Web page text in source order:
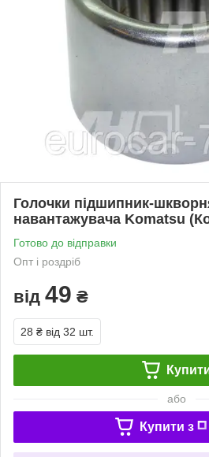
Голочки підшипник-
навантажувача Komatsu
Готово до відправки
Опт і роздріб
від 49 ₴
28 ₴ від 32 шт.
або
Купити з